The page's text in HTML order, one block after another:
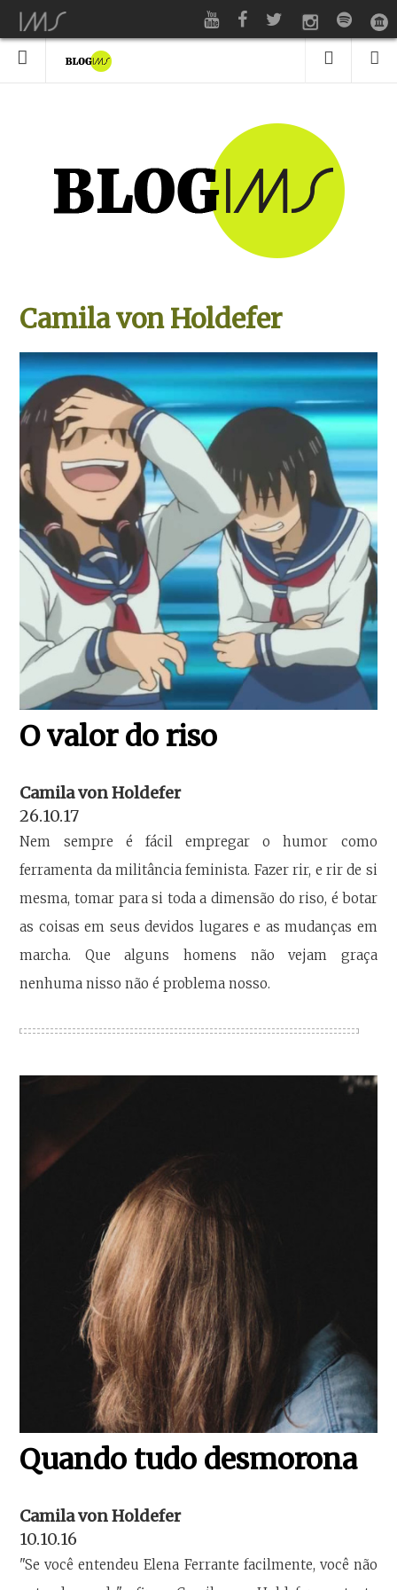
Camila von Holdefer
O valor do riso
Camila von Holdefer
26.10.17
Nem sempre é fácil empregar o humor como
ferramenta da militância feminista. Fazer rir, e rir de si
mesma, tomar para si toda a dimensão do riso, é botar
as coisas em seus devidos lugares e as mudanças em
marcha. Que alguns homens não vejam graça
nenhuma nisso não é problema nosso.
Quando tudo desmorona
Camila von Holdefer
10.10.16
"Se você entendeu Elena Ferrante facilmente, você não